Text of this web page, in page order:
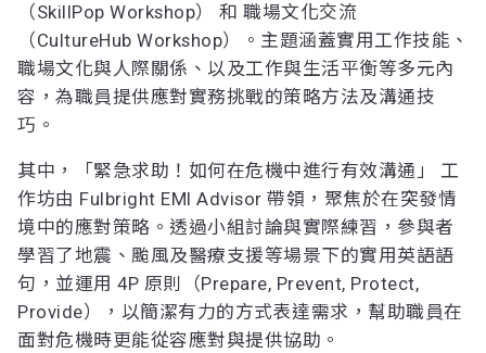
（SkillPop Workshop） 和 職場文化交流
（CultureHub Workshop）。主題涵蓋實用工作技能、
職場文化與人際關係、以及工作與生活平衡等多元內
容，為職員提供應對實務挑戰的策略方法及溝通技
巧。
其中，「緊急求助！如何在危機中進行有效溝通」 工
作坊由 Fulbright EMI Advisor 帶領，聚焦於在突發情
境中的應對策略。透過小組討論與實際練習，參與者
學習了地震、颱風及醫療支援等場景下的實用英語語
句，並運用 4P 原則（Prepare, Prevent, Protect,
Provide），以簡潔有力的方式表達需求，幫助職員在
面對危機時更能從容應對與提供協助。